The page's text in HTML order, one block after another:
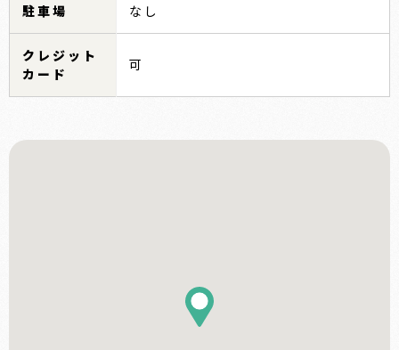
駐車場 なし
クレジット
カード
可